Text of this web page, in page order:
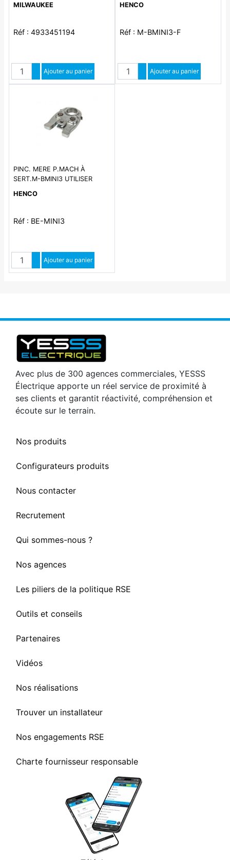
MILWAUKEE
Réf : 4933451194
QuantitéAugmenter quantité
Diminuer quantité
Ajouter au panier
HENCO
Réf : M-BMINI3-F
QuantitéAugmenter quantité
Diminuer quantité
Ajouter au panier
PINC. MERE P.MACH À
SERT.M-BMINI3 UTILISER
HENCO
Réf : BE-MINI3
QuantitéAugmenter quantité
Diminuer quantité
Ajouter au panier
Avec plus de 300 agences commerciales, YESSS
Électrique apporte un réel service de proximité à
ses clients et garantit réactivité, compréhension et
écoute sur le terrain.
Nos produits
Configurateurs produits
Nous contacter
Recrutement
Qui sommes-nous ?
Nos agences
Les piliers de la politique RSE
Outils et conseils
Partenaires
Vidéos
Nos réalisations
Trouver un installateur
Nos engagements RSE
Charte fournisseur responsable